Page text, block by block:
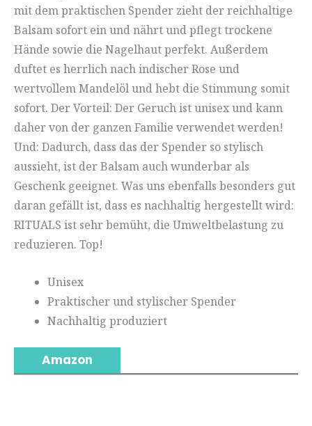
mit dem praktischen Spender zieht der reichhaltige
Balsam sofort ein und nährt und pflegt trockene
Hände sowie die Nagelhaut perfekt. Außerdem
duftet es herrlich nach indischer Rose und
wertvollem Mandelöl und hebt die Stimmung somit
sofort. Der Vorteil: Der Geruch ist unisex und kann
daher von der ganzen Familie verwendet werden!
Und: Dadurch, dass das der Spender so stylisch
aussieht, ist der Balsam auch wunderbar als
Geschenk geeignet. Was uns ebenfalls besonders gut
daran gefällt ist, dass es nachhaltig hergestellt wird:
RITUALS ist sehr bemüht, die Umweltbelastung zu
reduzieren. Top!
Unisex
Praktischer und stylischer Spender
Nachhaltig produziert
Amazon